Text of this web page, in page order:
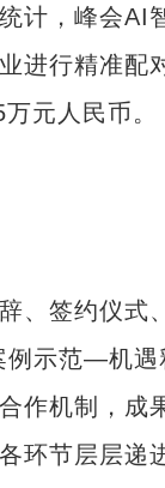
计，峰会AI
进行精准配
元人民币。
签约仪式
示范—机遇
作机制，
环节层层递